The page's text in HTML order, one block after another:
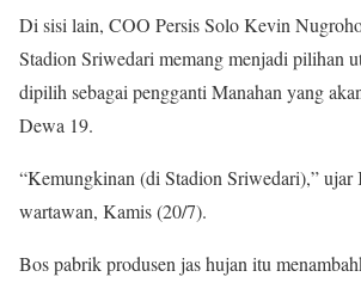
Di sisi lain, COO Persis Solo Kevin
Stadion Sriwedari memang menjadi pilihan
dipilih sebagai pengganti Manahan yang
Dewa 19.
“Kemungkinan (di Stadion Sriwedari),” ujar
wartawan, Kamis (20/7).
Bos pabrik produsen jas hujan itu